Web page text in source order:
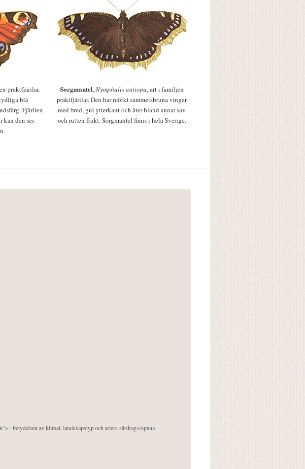
praktfjärilar.
blå
Fjärilen
kan den ses
Sorgmantel,Nymphalis antiopa, art i familjen
praktfjärilar. Den har mörkt sammetsbruna vingar
med bred, gul ytterkant och äter bland annat sav
och rutten frukt. Sorgmantel finns i hela Sverige.
betydelsen av klimat, landskapstyp och arters särdrag</span>